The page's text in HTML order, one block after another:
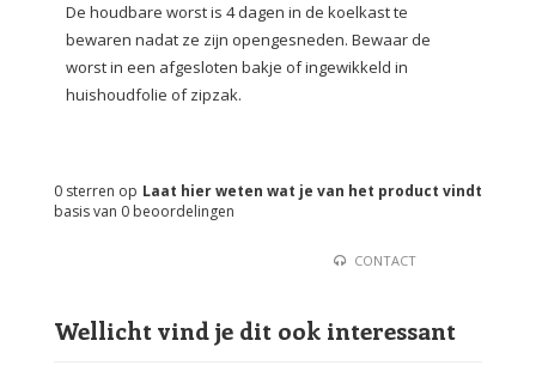
De houdbare worst is 4 dagen in de koelkast te
bewaren nadat ze zijn opengesneden. Bewaar de
worst in een afgesloten bakje of ingewikkeld in
huishoudfolie of zipzak.
Laat hier weten wat je van het product vindt
0 sterren op
basis van 0 beoordelingen
CONTACT
Wellicht vind je dit ook interessant